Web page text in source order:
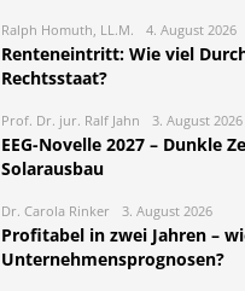
Ralph Homuth, LL.M. 4. August 2026
Renteneintritt: Wie viel
Rechtsstaat?
Prof. Dr. jur. Ralf Jahn 3. August 2026
EEG-Novelle 2027 – Dunkle
Solarausbau
Dr. Carola Rinker 3. August 2026
Profitabel in zwei Jahren –
Unternehmensprognosen?